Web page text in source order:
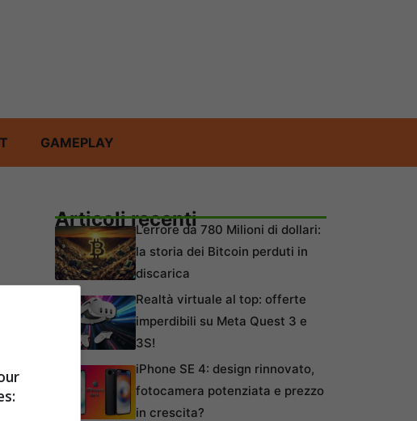
GAMEPLAY
Articoli recentiL’errore da 780 Milioni di dollari:
la storia dei Bitcoin perduti in
discarica
Realtà virtuale al top: offerte
imperdibili su Meta Quest 3 e
3S!
iPhone SE 4: design rinnovato,
fotocamera potenziata e prezzo
in crescita?